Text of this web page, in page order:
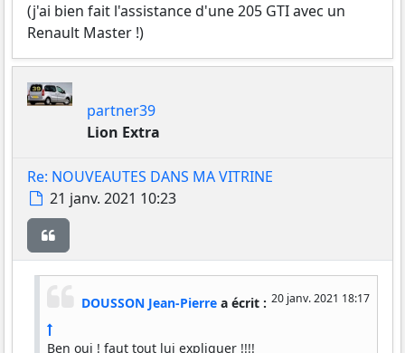
(j'ai bien fait l'assistance d'une 205 GTI avec un
Renault Master !)
partner39
Lion Extra
Re: NOUVEAUTES DANS MA VITRINE
Message
21 janv. 2021 10:23
20 janv. 2021 18:17
DOUSSON Jean-Pierre a écrit :
Ben oui ! faut tout lui expliquer !!!!